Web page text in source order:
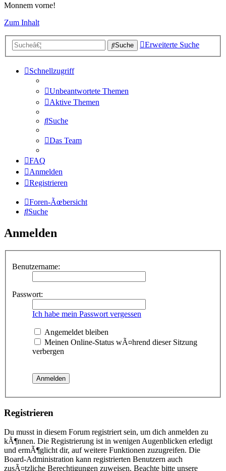
Monnem vorne!
Zum Inhalt
Suche Erweiterte Suche
Schnellzugriff
Unbeantwortete Themen
Aktive Themen
Suche
Das Team
FAQ
Anmelden
Registrieren
Foren-Ãœbersicht
Suche
Anmelden
Benutzername:
Passwort:
Ich habe mein Passwort vergessen
Angemeldet bleiben
Meinen Online-Status wÃ¤hrend dieser Sitzung
verbergen
Registrieren
Du musst in diesem Forum registriert sein, um dich anmelden zu
kÃ¶nnen. Die Registrierung ist in wenigen Augenblicken erledigt
und ermÃ¶glicht dir, auf weitere Funktionen zuzugreifen. Die
Board-Administration kann registrierten Benutzern auch
zusÃ¤tzliche Berechtigungen zuweisen. Beachte bitte unsere